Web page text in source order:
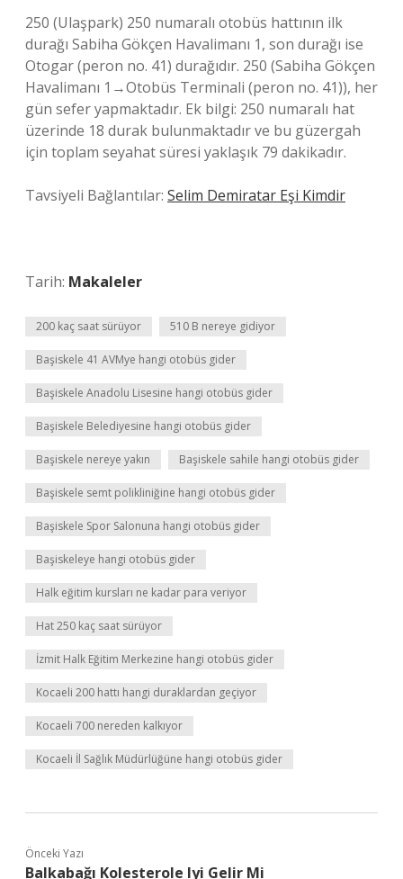
250 (Ulaşpark) 250 numaralı otobüs hattının ilk
durağı Sabiha Gökçen Havalimanı 1, son durağı ise
Otogar (peron no. 41) durağıdır. 250 (Sabiha Gökçen
Havalimanı 1‎→Otobüs Terminali (peron no. 41)), her
gün sefer yapmaktadır. Ek bilgi: 250 numaralı hat
üzerinde 18 durak bulunmaktadır ve bu güzergah
için toplam seyahat süresi yaklaşık 79 dakikadır.
Tavsiyeli Bağlantılar: Selim Demiratar Eşi Kimdir
Tarih: Makaleler
200 kaç saat sürüyor 510 B nereye gidiyor
Başiskele 41 AVMye hangi otobüs gider
Başiskele Anadolu Lisesine hangi otobüs gider
Başiskele Belediyesine hangi otobüs gider
Başiskele nereye yakın Başiskele sahile hangi otobüs gider
Başiskele semt polikliniğine hangi otobüs gider
Başiskele Spor Salonuna hangi otobüs gider
Başiskeleye hangi otobüs gider
Halk eğitim kursları ne kadar para veriyor
Hat 250 kaç saat sürüyor
İzmit Halk Eğitim Merkezine hangi otobüs gider
Kocaeli 200 hattı hangi duraklardan geçiyor
Kocaeli 700 nereden kalkıyor
Kocaeli İl Sağlık Müdürlüğüne hangi otobüs gider
Önceki Yazı
Balkabağı Kolesterole Iyi Gelir Mi